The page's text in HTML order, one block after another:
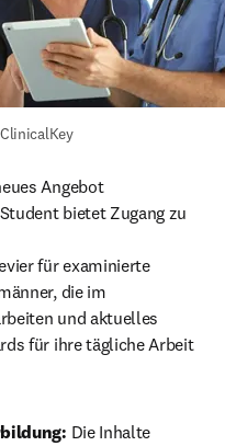
Angebot
bietet Zugang zu
für examinierte
die im
und aktuelles
für ihre tägliche Arbeit
Die Inhalte